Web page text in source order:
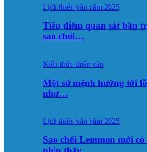
Lịch thiên văn năm 2025
Tiêu điểm quan sát bầu
sao chổi…
Kiến thức thiên văn
Một sứ mệnh hướng tới
như…
Lịch thiên văn năm 2025
Sao chổi Lemmon mới có